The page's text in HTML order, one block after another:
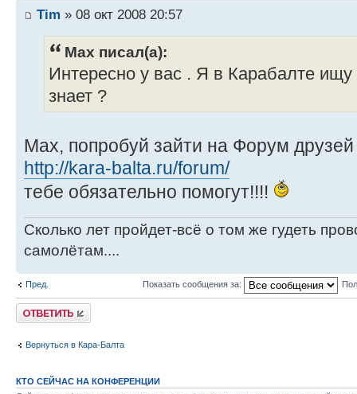
Tim » 08 окт 2008 20:57
Max писал(а):
Интересно у вас . Я в Карабалте
знает ?
Мах, попробуй зайти на Форум друзей
http://kara-balta.ru/forum/
тебе обязательно помогут!!!!
Сколько лет пройдет-всё о том же гудеть
самолётам....
Пред. Показать сообщения за:
Ответить
Вернуться в Кара-Балта
КТО СЕЙЧАС НА КОНФЕРЕНЦИИ